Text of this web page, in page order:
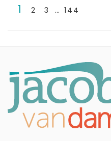
1 2 3 … 144